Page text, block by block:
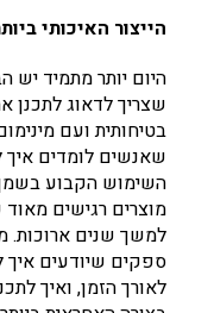
הייצור האיכותי
‏היום יותר מתמיד
שצריך לדאוג לתכנן
בטיחותית ועם
שאנשים לומדים
השימוש הקבוע
מוצרים רגישים
למשך שנים ארוכות.
ספקים שיודעים
לאורך הזמן, ואיך